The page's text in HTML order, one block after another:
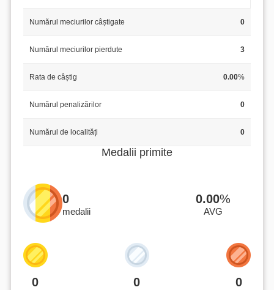
Numărul meciurilor câștigate 0
Numărul meciurilor pierdute 3
Rata de câștig 0.00%
Numărul penalizărilor 0
Numărul de localități 0
Medalii primite
0
medalii
0.00%
AVG
0 0 0